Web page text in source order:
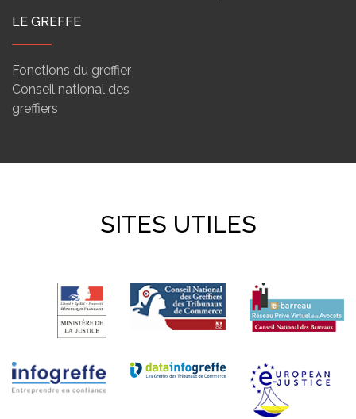
LE GREFFE
Fonctions du greffier
Conseil national des
greffiers
SITES UTILES